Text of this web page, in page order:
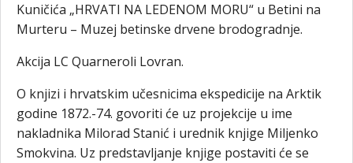
Kuničića „HRVATI NA LEDENOM MORU“ u Betini na
Murteru – Muzej betinske drvene brodogradnje.
Akcija LC Quarneroli Lovran.
O knjizi i hrvatskim učesnicima ekspedicije na Arktik
godine 1872.-74. govoriti će uz projekcije u ime
nakladnika Milorad Stanić i urednik knjige Miljenko
Smokvina. Uz predstavljanje knjige postaviti će se